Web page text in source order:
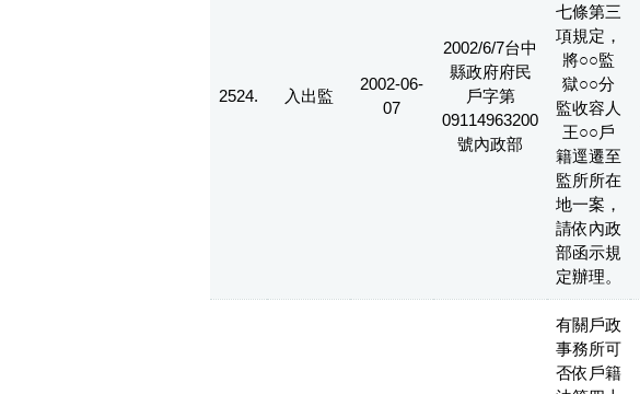
2524. 入出監
2002-06-
07
2002/6/7台中
縣政府府民
戶字第
09114963200
號內政部
七條第三
項規定，
將○○監
獄○○分
監收容人
王○○戶
籍逕遷至
監所所在
地一案，
請依內政
部函示規
定辦理。
有關戶政
事務所可
否依戶籍